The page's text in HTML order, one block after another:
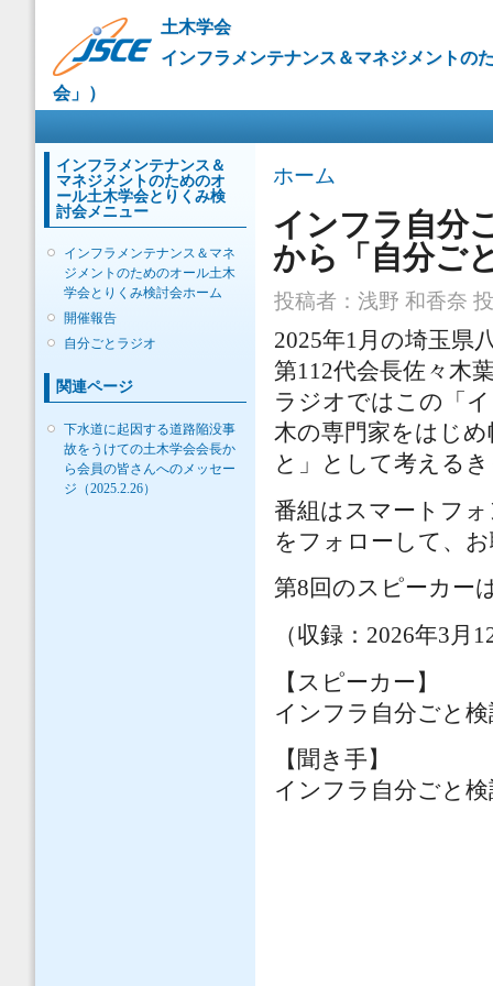
ン
動
土木学会
インフラメンテナンス＆マネジメントの
会」）
インフラメンテナンス＆
マネジメントのためのオ
ール土木学会とりくみ検
討会メニュー
インフラメンテナンス＆マネ
ジメントのためのオール土木
学会とりくみ検討会ホーム
開催報告
自分ごとラジオ
関連ページ
下水道に起因する道路陥没事
故をうけての土木学会会長か
ら会員の皆さんへのメッセー
ジ（2025.2.26）
現在地
ホーム
インフラ自分
から「自分ご
投稿者： 浅野 和香奈
2025年1月の埼玉県
第112代会長佐々木
ラジオではこの「
木の専門家をはじ
と」として考える
番組はスマートフ
をフォローして、
第8回のスピーカー
（収録：2026年3月
【スピーカー】
インフラ自分ごと
【聞き手】
インフラ自分ごと